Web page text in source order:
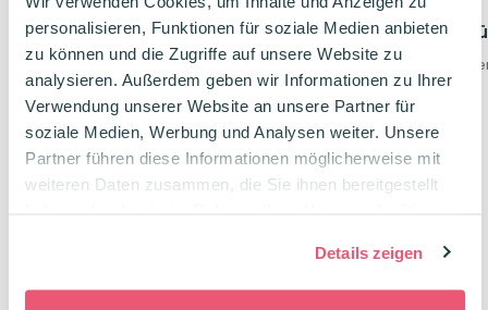
personalisieren, Funktionen für soziale Medien anbieten
zu können und die Zugriffe auf unsere Website zu
analysieren. Außerdem geben wir Informationen zu Ihrer
Verwendung unserer Website an unsere Partner für
soziale Medien, Werbung und Analysen weiter. Unsere
Partner führen diese Informationen möglicherweise mit
weiteren Daten zusammen, die Sie ihnen bereitgestellt
Details zeigen
Leitner Flashcards
Aufbewahrungsbox
Karteikasten A5
Wasserabweisend
Ideal für unterwegs
3,95€
Oxford Mappe mit
Klarsichthüllen A5
ideal für A5
Hält ein Leben lang
6,49€
Verwandte Produkte